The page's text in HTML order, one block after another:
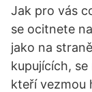
Jak pro vás
se ocitnete
jako na
kupujících,
kteří vezmou